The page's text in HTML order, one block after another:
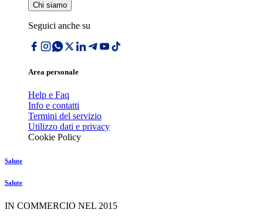
Chi siamo
Seguici anche su
Area personale
Help e Faq
Info e contatti
Termini del servizio
Utilizzo dati e privacy
Cookie Policy
Salute
Salute
IN COMMERCIO NEL 2015